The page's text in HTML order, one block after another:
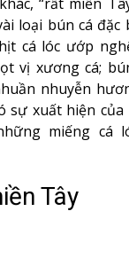
loại bún cá đặc
cá lóc ướp
vị xương cá;
nhuyễn
sự xuất hiện
miếng cá
Tây